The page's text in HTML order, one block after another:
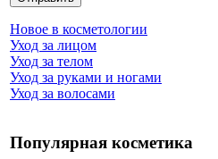
Новое в косметологии
Уход за лицом
Уход за телом
Уход за руками и ногами
Уход за волосами
Популярная косметика